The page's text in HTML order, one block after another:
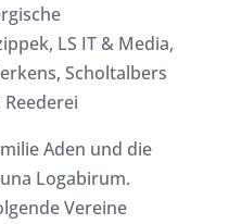
LS IT & Media,
Scholtalbers
Aden und die
Logabirum.
Vereine